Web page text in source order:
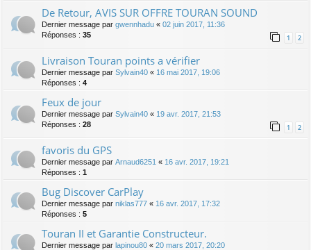
De Retour, AVIS SUR OFFRE TOURAN SOUND
Dernier message par gwennhadu « 02 juin 2017, 11:36
Réponses : 35 1 2
Livraison Touran points a vérifier
Dernier message par Sylvain40 « 16 mai 2017, 19:06
Réponses : 4
Feux de jour
Dernier message par Sylvain40 « 19 avr. 2017, 21:53
Réponses : 28 1 2
favoris du GPS
Dernier message par Arnaud6251 « 16 avr. 2017, 19:21
Réponses : 1
Bug Discover CarPlay
Dernier message par niklas777 « 16 avr. 2017, 17:32
Réponses : 5
Touran II et Garantie Constructeur.
Dernier message par lapinou80 « 20 mars 2017, 20:20